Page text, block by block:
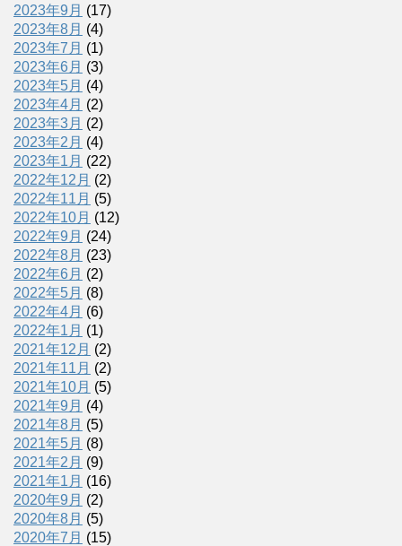
2023年9月 (17)
2023年8月 (4)
2023年7月 (1)
2023年6月 (3)
2023年5月 (4)
2023年4月 (2)
2023年3月 (2)
2023年2月 (4)
2023年1月 (22)
2022年12月 (2)
2022年11月 (5)
2022年10月 (12)
2022年9月 (24)
2022年8月 (23)
2022年6月 (2)
2022年5月 (8)
2022年4月 (6)
2022年1月 (1)
2021年12月 (2)
2021年11月 (2)
2021年10月 (5)
2021年9月 (4)
2021年8月 (5)
2021年5月 (8)
2021年2月 (9)
2021年1月 (16)
2020年9月 (2)
2020年8月 (5)
2020年7月 (15)